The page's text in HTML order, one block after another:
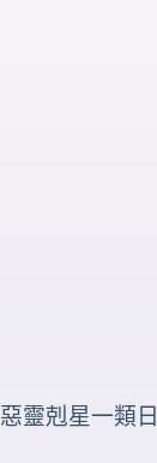
靈剋星一類